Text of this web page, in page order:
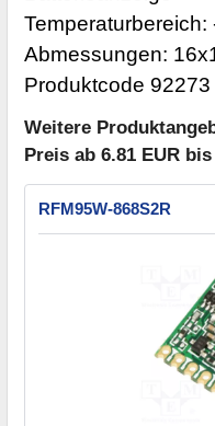
Temperaturbereich:
Abmessungen:
Produktcode 92273
Weitere
Preis ab 6.81 EUR
RFM95W-868S2R